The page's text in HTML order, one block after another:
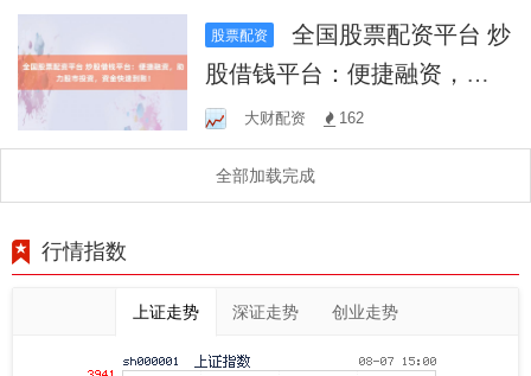
股票配资
全国股票配资平台 炒
股借钱平台：便捷融资，助
力股市投资，资金快速到
账！
大财配资 162
全部加载完成
行情指数
上证走势 深证走势 创业走势